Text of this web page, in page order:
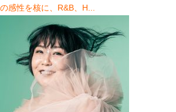
の感性を核に、R&B、H...